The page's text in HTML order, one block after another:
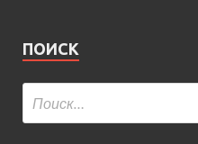
ПОИСК